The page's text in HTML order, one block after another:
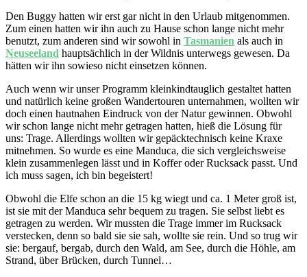
Den Buggy hatten wir erst gar nicht in den Urlaub mitgenommen.
Zum einen hatten wir ihn auch zu Hause schon lange nicht mehr
benutzt, zum anderen sind wir sowohl in Tasmanien als auch in
Neuseeland hauptsächlich in der Wildnis unterwegs gewesen. Da
hätten wir ihn sowieso nicht einsetzen können.
Auch wenn wir unser Programm kleinkindtauglich gestaltet hatten
und natürlich keine großen Wandertouren unternahmen, wollten wir
doch einen hautnahen Eindruck von der Natur gewinnen. Obwohl
wir schon lange nicht mehr getragen hatten, hieß die Lösung für
uns: Trage. Allerdings wollten wir gepäcktechnisch keine Kraxe
mitnehmen. So wurde es eine Manduca, die sich vergleichsweise
klein zusammenlegen lässt und in Koffer oder Rucksack passt. Und
ich muss sagen, ich bin begeistert!
Obwohl die Elfe schon an die 15 kg wiegt und ca. 1 Meter groß ist,
ist sie mit der Manduca sehr bequem zu tragen. Sie selbst liebt es
getragen zu werden. Wir mussten die Trage immer im Rucksack
verstecken, denn so bald sie sie sah, wollte sie rein. Und so trug wir
sie: bergauf, bergab, durch den Wald, am See, durch die Höhle, am
Strand, über Brücken, durch Tunnel…